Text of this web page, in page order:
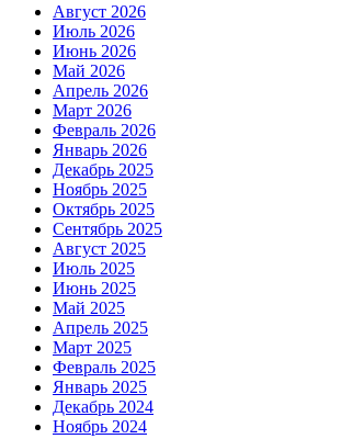
Август 2026
Июль 2026
Июнь 2026
Май 2026
Апрель 2026
Март 2026
Февраль 2026
Январь 2026
Декабрь 2025
Ноябрь 2025
Октябрь 2025
Сентябрь 2025
Август 2025
Июль 2025
Июнь 2025
Май 2025
Апрель 2025
Март 2025
Февраль 2025
Январь 2025
Декабрь 2024
Ноябрь 2024